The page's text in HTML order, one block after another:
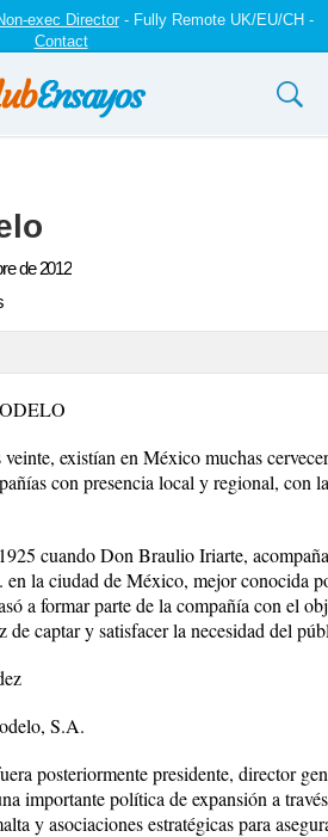
exec Director- Fully Remote UK/EU/CH -
Contact
de 2012
existían en México muchas
con presencia local y regional, con
cuando Don Braulio Iriarte,
la ciudad de México, mejor conocida
a formar parte de la compañía con el
de captar y satisfacer la necesidad del
S.A.
posteriormente presidente, director
importante política de expansión a
y asociaciones estratégicas para